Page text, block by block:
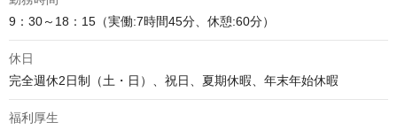
9：30～18：15（実働:7時間45分、休憩:60分）
休日
完全週休2日制（土・日）、祝日、夏期休暇、年末年始休暇
福利厚生